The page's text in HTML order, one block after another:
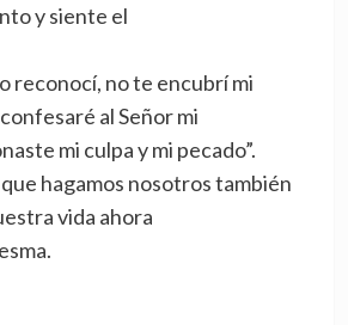
y siente el
reconocí, no te encubrí mi
al Señor mi
mi culpa y mi pecado”.
hagamos nosotros también
vida ahora